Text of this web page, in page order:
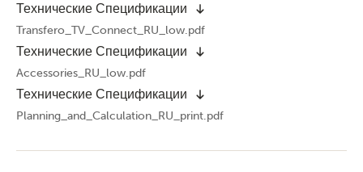
Технические Спецификации
Transfero_TV_Connect_RU_low.pdf
Технические Спецификации
Accessories_RU_low.pdf
Технические Спецификации
Planning_and_Calculation_RU_print.pdf